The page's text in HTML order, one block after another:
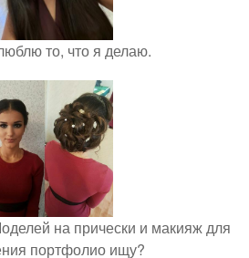
то, что я делаю.
на прически и макияж для
портфолио ищу?